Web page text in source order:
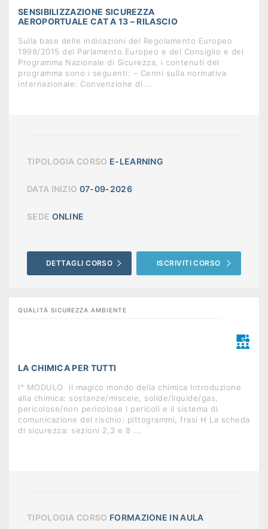
SENSIBILIZZAZIONE SICUREZZA
AEROPORTUALE CAT A 13 – RILASCIO
Sulla base delle indicazioni del Regolamento Europeo
1998/2015 del Parlamento Europeo e del Consiglio e del
Programma Nazionale di Sicurezza, i contenuti del
programma sono i seguenti: – Cenni sulla normativa
internazionale: Convenzione di ...
TIPOLOGIA CORSO E-LEARNING
DATA INIZIO 07-09-2026
SEDE ONLINE
DETTAGLI CORSO ISCRIVITI CORSO
QUALITÀ SICUREZZA AMBIENTE
LA CHIMICA PER TUTTI
I° MODULO  il magico mondo della chimica Introduzione
alla chimica: sostanze/miscele, solide/liquide/gas,
pericolose/non pericolose I pericoli e il sistema di
comunicazione del rischio: pittogrammi, frasi H La scheda
di sicurezza: sezioni 2,3 e 8 ...
TIPOLOGIA CORSO FORMAZIONE IN AULA